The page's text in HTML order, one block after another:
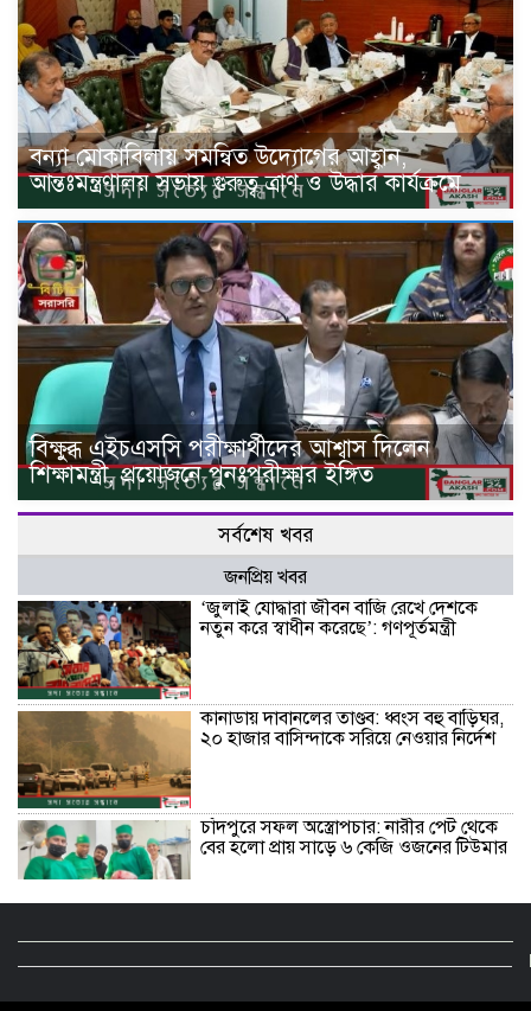
বন্যা মোকাবিলায় সমন্বিত উদ্যোগের আহ্বান,
আন্তঃমন্ত্রণালয় সভায় গুরুত্ব ত্রাণ ও উদ্ধার কার্যক্রমে
বিক্ষুব্ধ এইচএসসি পরীক্ষার্থীদের আশ্বাস দিলেন
শিক্ষামন্ত্রী, প্রয়োজনে পুনঃপরীক্ষার ইঙ্গিত
সর্বশেষ খবর
জনপ্রিয় খবর
‘জুলাই যোদ্ধারা জীবন বাজি রেখে দেশকে
নতুন করে স্বাধীন করেছে’: গণপূর্তমন্ত্রী
কানাডায় দাবানলের তাণ্ডব: ধ্বংস বহু বাড়িঘর,
২০ হাজার বাসিন্দাকে সরিয়ে নেওয়ার নির্দেশ
চাঁদপুরে সফল অস্ত্রোপচার: নারীর পেট থেকে
বের হলো প্রায় সাড়ে ৬ কেজি ওজনের টিউমার
বরিশালে লাল ফিতা কেটে বাঁশের সাঁকো